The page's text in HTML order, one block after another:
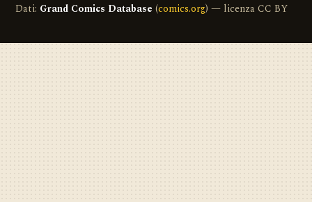
Dati: Grand Comics Database (comics.org) — licenza CC BY